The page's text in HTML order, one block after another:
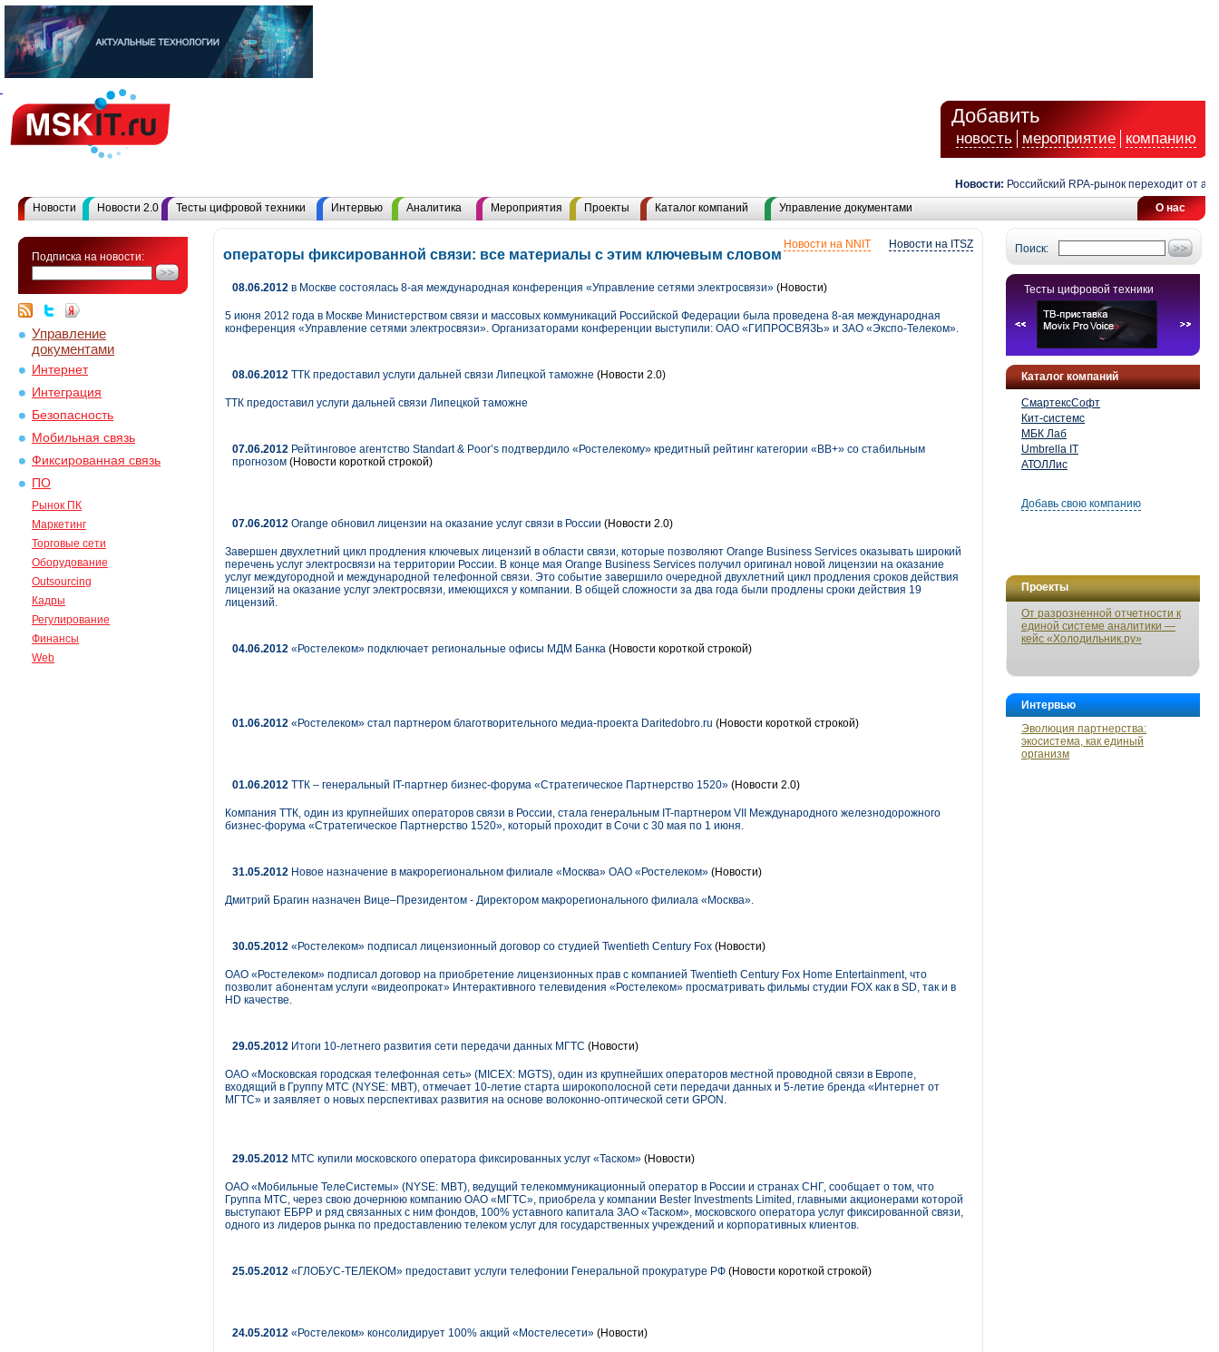
Добавить
новость мероприятие компанию
Новости: Российский RPA-рынок переходит от
О нас
Новости Новости 2.0 Тесты цифровой техники Интервью Аналитика Мероприятия Проекты Каталог компаний Управление документами
Подписка на новости:
Управление
документами
Интернет
Интеграция
Безопасность
Мобильная связь
Фиксированная связь
ПО
Рынок ПК
Маркетинг
Торговые сети
Оборудование
Outsourcing
Кадры
Регулирование
Финансы
Web
Поиск:
Тесты цифровой техники
Каталог компаний
СмартексСофт
Кит-системс
МБК Лаб
Umbrella IT
АТОЛЛис
Добавь свою компанию
Проекты
От разрозненной отчетности к
единой системе аналитики —
кейс «Холодильник.ру»
Интервью
Эволюция партнерства:
экосистема, как единый
организм
Новости на ITSZ
Новости на NNIT
операторы фиксированной связи: все материалы с этим ключевым словом
08.06.2012 в Москве состоялась 8-ая международная конференция «Управление сетями электросвязи» (Новости)
5 июня 2012 года в Москве Министерством связи и массовых коммуникаций Российской Федерации была проведена 8-ая международная
конференция «Управление сетями электросвязи». Организаторами конференции выступили: ОАО «ГИПРОСВЯЗЬ» и ЗАО «Экспо-Телеком».
08.06.2012 ТТК предоставил услуги дальней связи Липецкой таможне (Новости 2.0)
ТТК предоставил услуги дальней связи Липецкой таможне
07.06.2012 Рейтинговое агентство Standart & Poor’s подтвердило «Ростелекому» кредитный рейтинг категории «ВВ+» со стабильным
прогнозом (Новости короткой строкой)
07.06.2012 Orange обновил лицензии на оказание услуг связи в России (Новости 2.0)
Завершен двухлетний цикл продления ключевых лицензий в области связи, которые позволяют Orange Business Services оказывать широкий
перечень услуг электросвязи на территории России. В конце мая Orange Business Services получил оригинал новой лицензии на оказание
услуг междугородной и международной телефонной связи. Это событие завершило очередной двухлетний цикл продления сроков действия
лицензий на оказание услуг электросвязи, имеющихся у компании. В общей сложности за два года были продлены сроки действия 19
лицензий.
04.06.2012 «Ростелеком» подключает региональные офисы МДМ Банка (Новости короткой строкой)
01.06.2012 «Ростелеком» стал партнером благотворительного медиа-проекта Daritedobro.ru (Новости короткой строкой)
01.06.2012 ТТК – генеральный IT-партнер бизнес-форума «Стратегическое Партнерство 1520» (Новости 2.0)
Компания ТТК, один из крупнейших операторов связи в России, стала генеральным IT-партнером VII Международного железнодорожного
бизнес-форума «Стратегическое Партнерство 1520», который проходит в Сочи с 30 мая по 1 июня.
31.05.2012 Новое назначение в макрорегиональном филиале «Москва» ОАО «Ростелеком» (Новости)
Дмитрий Брагин назначен Вице–Президентом - Директором макрорегионального филиала «Москва».
30.05.2012 «Ростелеком» подписал лицензионный договор со студией Twentieth Century Fox (Новости)
ОАО «Ростелеком» подписал договор на приобретение лицензионных прав с компанией Twentieth Century Fox Home Entertainment, что
позволит абонентам услуги «видеопрокат» Интерактивного телевидения «Ростелеком» просматривать фильмы студии FOX как в SD, так и в
HD качестве.
29.05.2012 Итоги 10-летнего развития сети передачи данных МГТС (Новости)
ОАО «Московская городская телефонная сеть» (MICEX: MGTS), один из крупнейших операторов местной проводной связи в Европе,
входящий в Группу МТС (NYSE: MBT), отмечает 10-летие старта широкополосной сети передачи данных и 5-летие бренда «Интернет от
МГТС» и заявляет о новых перспективах развития на основе волоконно-оптической сети GPON.
29.05.2012 МТС купили московского оператора фиксированных услуг «Таском» (Новости)
ОАО «Мобильные ТелеСистемы» (NYSE: MBT), ведущий телекоммуникационный оператор в России и странах СНГ, сообщает о том, что
Группа МТС, через свою дочернюю компанию ОАО «МГТС», приобрела у компании Bester Investments Limited, главными акционерами которой
выступают ЕБРР и ряд связанных с ним фондов, 100% уставного капитала ЗАО «Таском», московского оператора услуг фиксированной связи,
одного из лидеров рынка по предоставлению телеком услуг для государственных учреждений и корпоративных клиентов.
25.05.2012 «ГЛОБУС-ТЕЛЕКОМ» предоставит услуги телефонии Генеральной прокуратуре РФ (Новости короткой строкой)
24.05.2012 «Ростелеком» консолидирует 100% акций «Мостелесети» (Новости)